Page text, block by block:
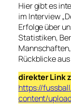
Hier gibt es
im Interview
Erfolge über
Statistiken,
Rückblicke
direkter Link
https://
content/